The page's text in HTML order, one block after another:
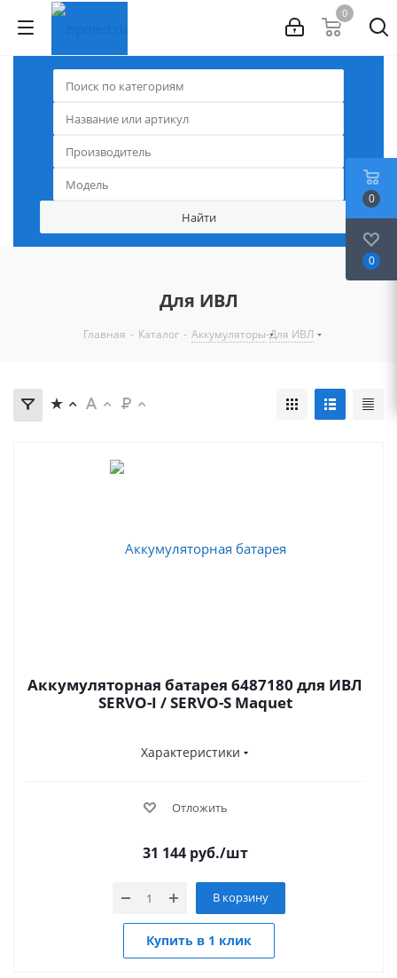
0
Для ИВЛ
Главная - Каталог - Аккумуляторы-Для ИВЛ
Аккумуляторная батарея 6487180 для ИВЛ
SERVO-I / SERVO-S Maquet
Характеристики
Отложить
31 144 руб./шт
В корзину
Купить в 1 клик
0
0